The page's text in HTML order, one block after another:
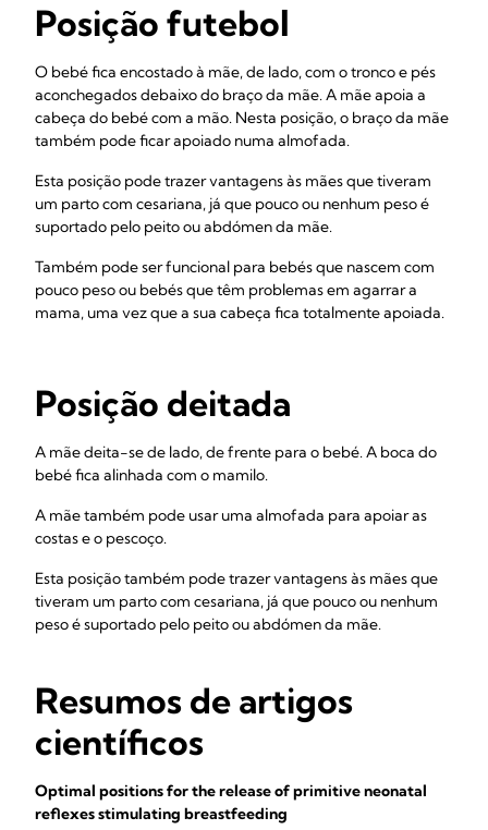
Posição futebol
O bebé fica encostado à mãe, de lado, com o tronco e pés
aconchegados debaixo do braço da mãe. A mãe apoia a
cabeça do bebé com a mão. Nesta posição, o braço da mãe
também pode ficar apoiado numa almofada.
Esta posição pode trazer vantagens às mães que tiveram
um parto com cesariana, já que pouco ou nenhum peso é
suportado pelo peito ou abdómen da mãe.
Também pode ser funcional para bebés que nascem com
pouco peso ou bebés que têm problemas em agarrar a
mama, uma vez que a sua cabeça fica totalmente apoiada.
Posição deitada
A mãe deita-se de lado, de frente para o bebé. A boca do
bebé fica alinhada com o mamilo.
A mãe também pode usar uma almofada para apoiar as
costas e o pescoço.
Esta posição também pode trazer vantagens às mães que
tiveram um parto com cesariana, já que pouco ou nenhum
peso é suportado pelo peito ou abdómen da mãe.
Resumos de artigos
científicos
Optimal positions for the release of primitive neonatal
reflexes stimulating breastfeeding